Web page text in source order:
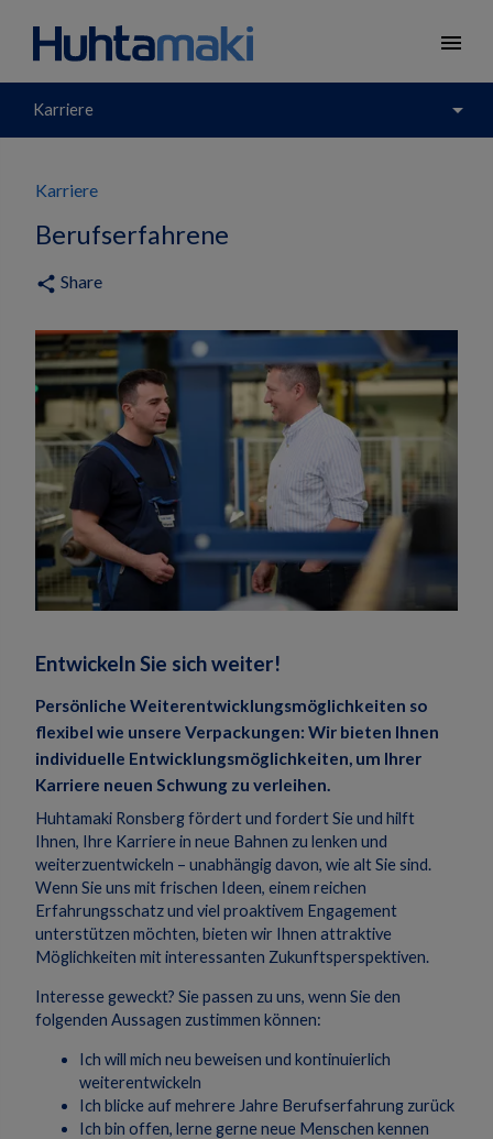
menu
Karriere arrow_drop_down
Karriere
Berufserfahrene
share Share
Entwickeln Sie sich weiter!
Persönliche Weiterentwicklungsmöglichkeiten so
flexibel wie unsere Verpackungen: Wir bieten Ihnen
individuelle Entwicklungsmöglichkeiten, um Ihrer
Karriere neuen Schwung zu verleihen.
Huhtamaki Ronsberg fördert und fordert Sie und hilft
Ihnen, Ihre Karriere in neue Bahnen zu lenken und
weiterzuentwickeln – unabhängig davon, wie alt Sie sind.
Wenn Sie uns mit frischen Ideen, einem reichen
Erfahrungsschatz und viel proaktivem Engagement
unterstützen möchten, bieten wir Ihnen attraktive
Möglichkeiten mit interessanten Zukunftsperspektiven.
Interesse geweckt? Sie passen zu uns, wenn Sie den
folgenden Aussagen zustimmen können:
Ich will mich neu beweisen und kontinuierlich
weiterentwickeln
Ich blicke auf mehrere Jahre Berufserfahrung zurück
Ich bin offen, lerne gerne neue Menschen kennen